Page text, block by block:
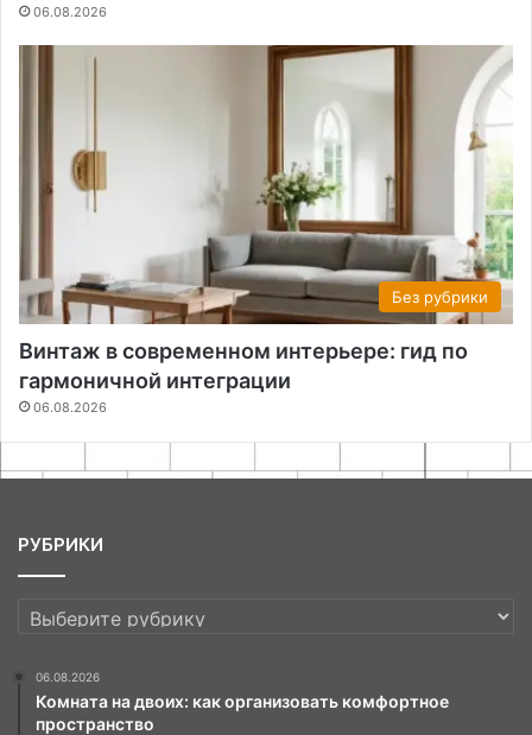
06.08.2026
Без рубрики
Винтаж в современном интерьере: гид по
гармоничной интеграции
06.08.2026
РУБРИКИ
РУБРИКИ
06.08.2026
Комната на двоих: как организовать комфортное
пространство